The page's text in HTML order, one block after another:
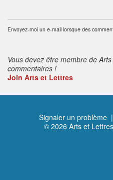
Envoyez-moi un e-mail lorsque des
Vous devez être membre de
commentaires !
Join Arts et Lettres
Signaler un problème |
© 2026 Arts et